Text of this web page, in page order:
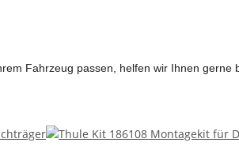
Fahrzeug passen, helfen wir Ihnen